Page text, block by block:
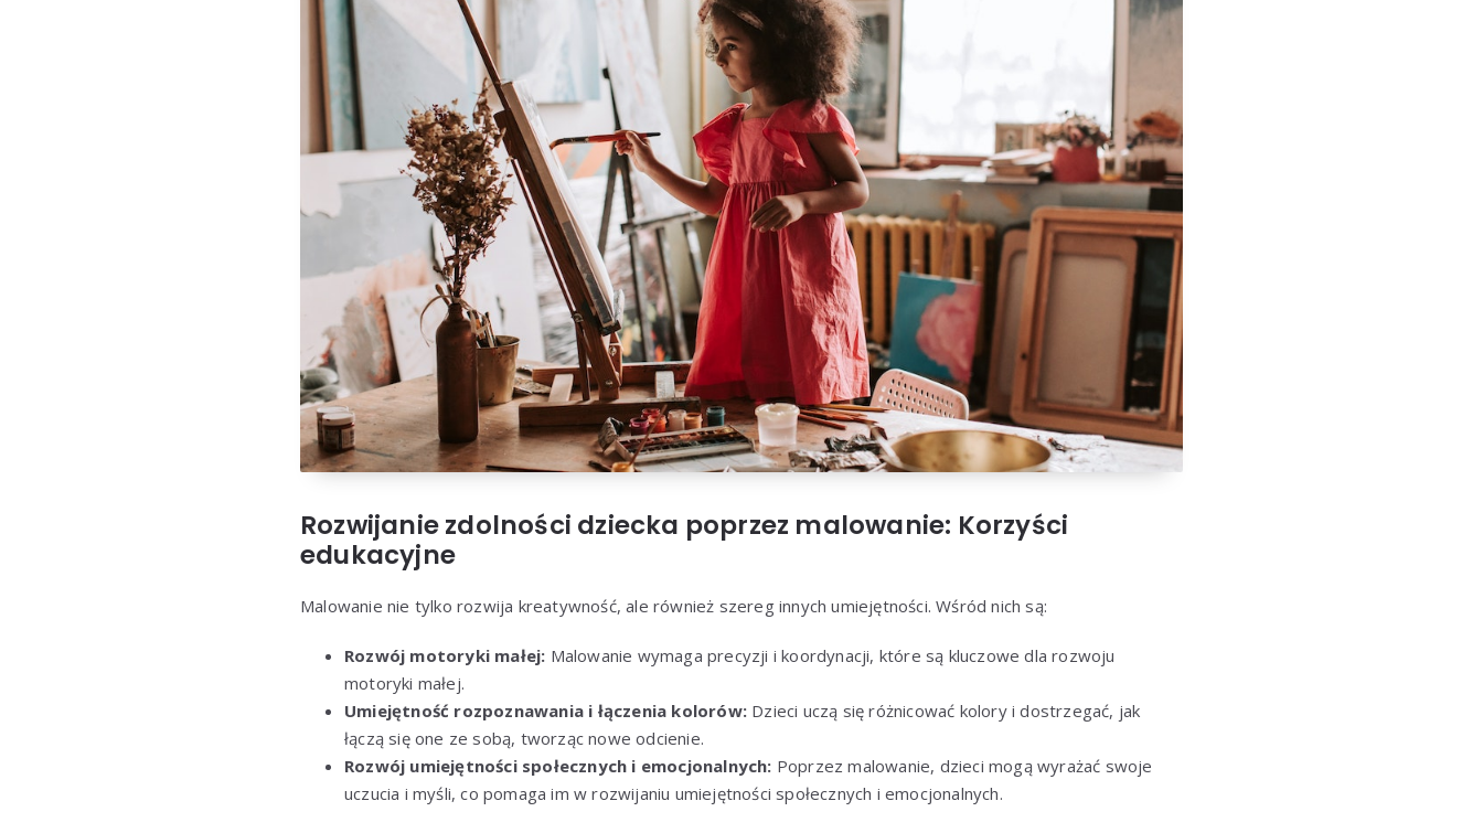
Rozwijanie zdolności dziecka poprzez malowanie: Korzyści
edukacyjne
Malowanie nie tylko rozwija kreatywność, ale również szereg innych umiejętności. Wśród nich są:
Rozwój motoryki małej: Malowanie wymaga precyzji i koordynacji, które są kluczowe dla rozwoju
motoryki małej.
Umiejętność rozpoznawania i łączenia kolorów: Dzieci uczą się różnicować kolory i dostrzegać, jak
łączą się one ze sobą, tworząc nowe odcienie.
Rozwój umiejętności społecznych i emocjonalnych: Poprzez malowanie, dzieci mogą wyrażać swoje
uczucia i myśli, co pomaga im w rozwijaniu umiejętności społecznych i emocjonalnych.